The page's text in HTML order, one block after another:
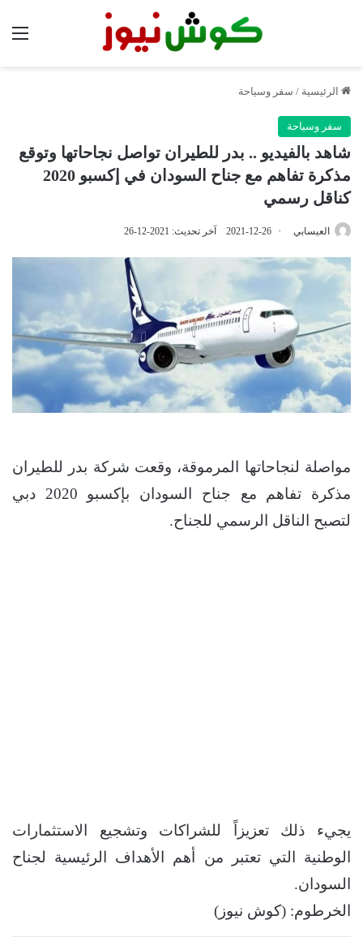
الرئيسية / سفر وسياحة
سفر وسياحة
شاهد بالفيديو .. بدر للطيران تواصل نجاحاتها وتوقع
مذكرة تفاهم مع جناح السودان في إكسبو 2020
كناقل رسمي
العيسابي 2021-12-26 آخر تحديث: 2021-12-26
مواصلة لنجاحاتها المرموقة، وقعت شركة بدر للطيران
مذكرة تفاهم مع جناح السودان بإكسبو 2020 دبي
لتصبح الناقل الرسمي للجناح.
يجيء ذلك تعزيزاً للشراكات وتشجيع الاستثمارات
الوطنية التي تعتبر من أهم الأهداف الرئيسية لجناح
السودان.
الخرطوم: (كوش نيوز)